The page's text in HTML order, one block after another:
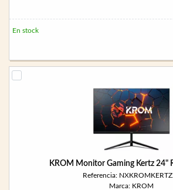
En stock
KROM Monitor Gaming Kertz 24"
Referencia:
Marca: KROM